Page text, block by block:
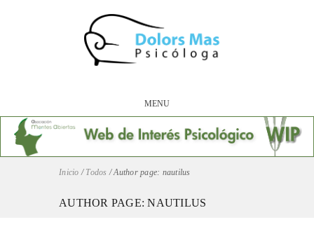
MENU
Inicio / Todos /Author page: nautilus
AUTHOR PAGE: NAUTILUS